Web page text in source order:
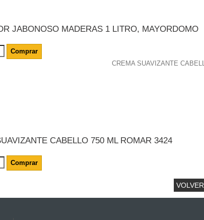
JABONOSO MADERAS 1 LITRO, MAYORDOMO
Comprar
CABELLO 750 ML ROMAR 3424
Comprar
VOLVER